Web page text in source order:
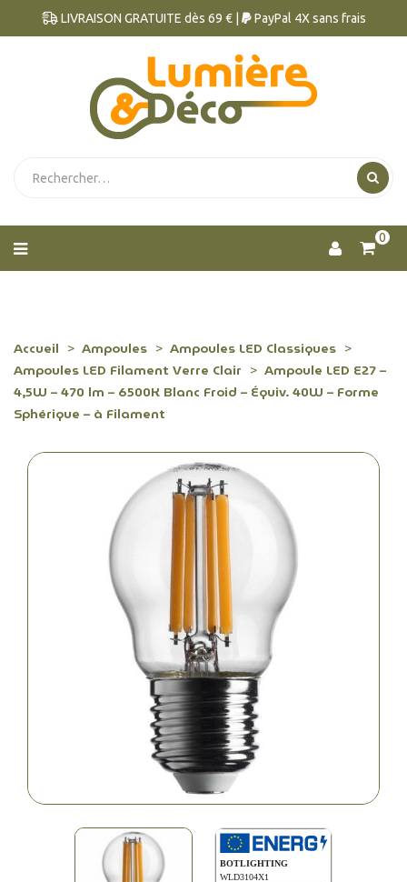
LIVRAISON GRATUITE dès 69 € | PayPal 4X sans frais
0
Accueil Ampoules
Ampoules LED Classiques
Ampoules LED Filament Verre Clair
Ampoule LED E27 –
4,5W – 470 lm – 6500K Blanc Froid – Équiv. 40W – Forme
Sphérique – à Filament